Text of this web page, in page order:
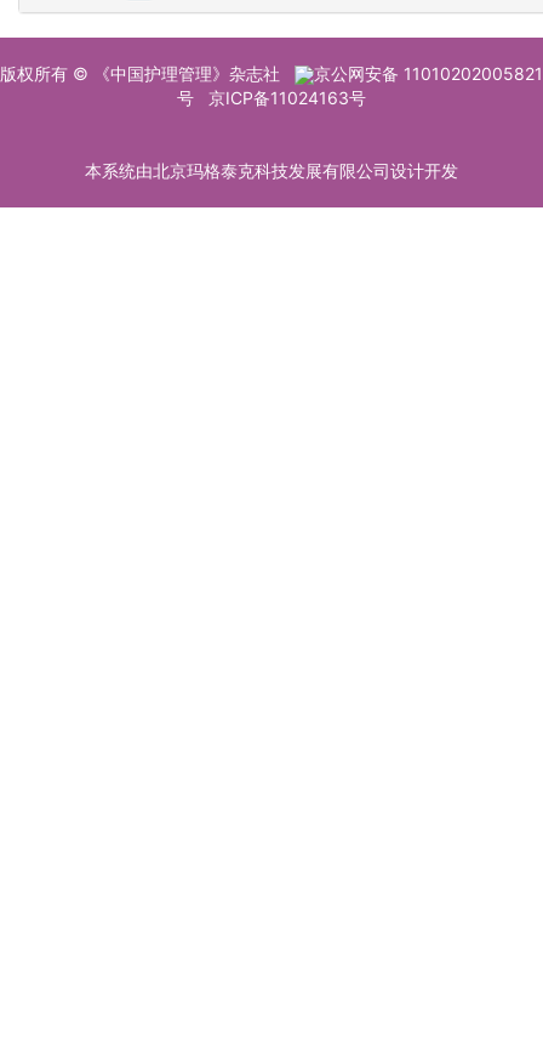
版权所有 © 《中国护理管理》杂志社
京公网安备 11010202005821
号
京ICP备11024163号
本系统由北京玛格泰克科技发展有限公司设计开发